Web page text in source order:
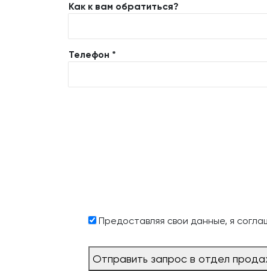
Как к вам обратиться?
Телефон *
Предоставляя свои данные, я
Отправить запрос в отдел